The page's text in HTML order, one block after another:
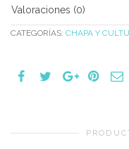
Valoraciones (0)
CATEGORÍAS: CHAPA Y